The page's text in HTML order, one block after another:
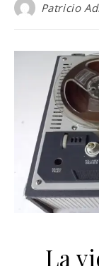
Patricio
La